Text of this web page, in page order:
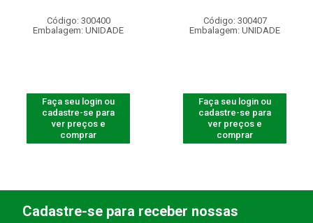
Código: 300400
Embalagem: UNIDADE
Faça seu login ou
cadastre-se para
ver preços e
comprar
Código: 300407
Embalagem: UNIDADE
Faça seu login ou
cadastre-se para
ver preços e
comprar
Cadastre-se para receber nossas